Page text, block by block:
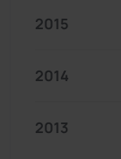
2015
2014
2013